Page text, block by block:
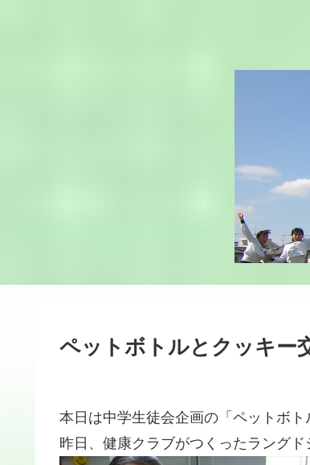
ペットボトルとクッキー
本日は中学生徒会企画の「ペットボ
昨日、健康クラブがつくったラングド